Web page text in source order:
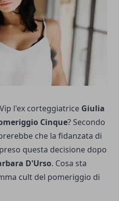
l'ex corteggiatrice Giulia
Cinque? Secondo
che la fidanzata di
questa decisione dopo
D'Urso. Cosa sta
cult del pomeriggio di